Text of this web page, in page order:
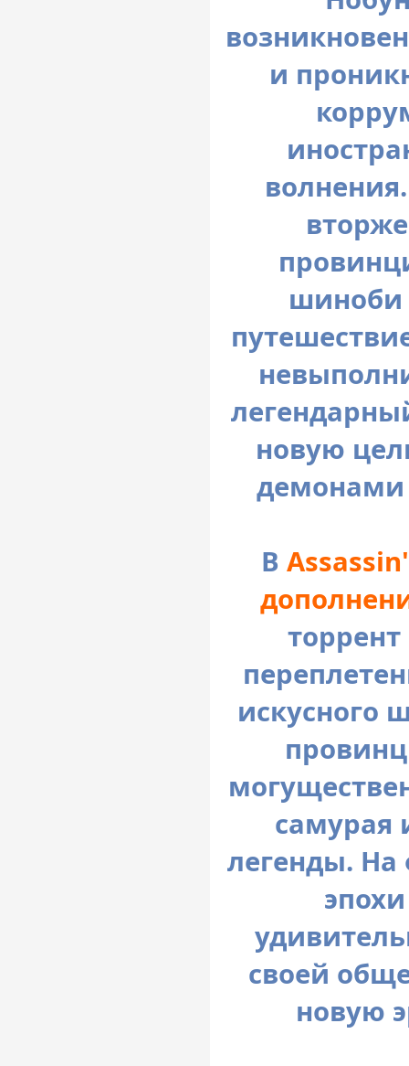
и
шиноби
новую
демонами
В
искусного
самурая
легенды. На
своей
новую